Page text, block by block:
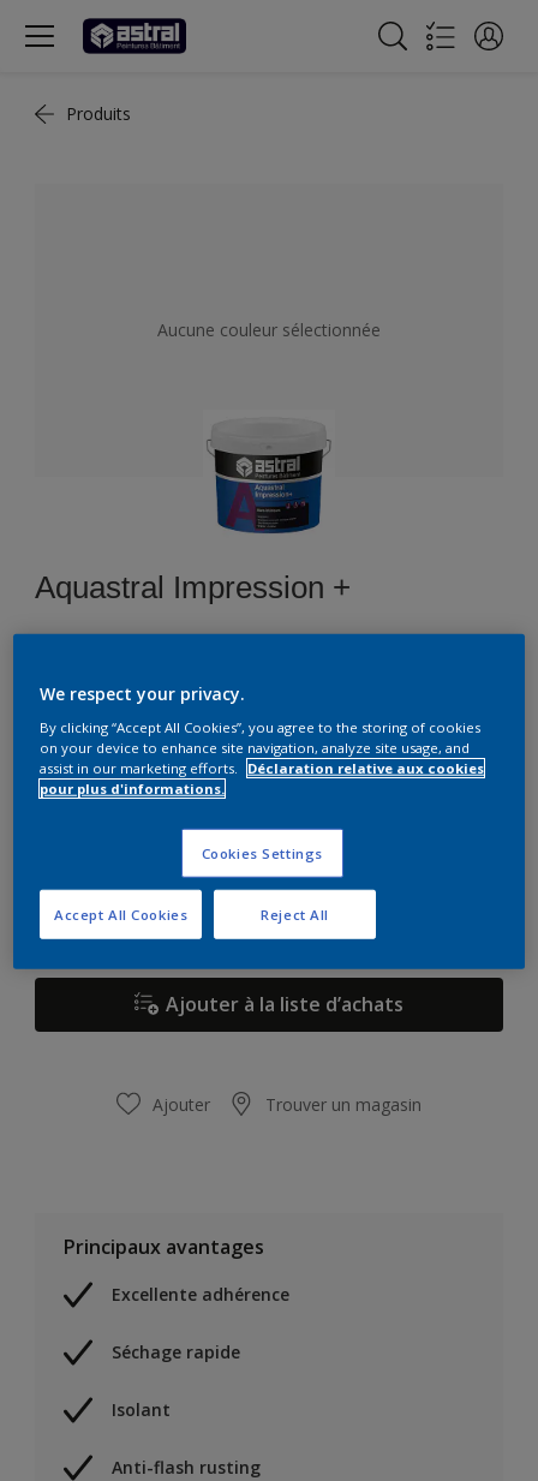
Produits
Aucune couleur sélectionnée
Aquastral Impression +
Format
1 L
Ajouter à la liste d’achats
Ajouter Trouver un magasin
Principaux avantages
Excellente adhérence
Séchage rapide
Isolant
Anti-flash rusting
We respect your privacy.
By clicking “Accept All Cookies”, you agree to the storing of cookies
on your device to enhance site navigation, analyze site usage, and
assist in our marketing efforts.
Déclaration relative aux cookies
pour plus d'informations.
Cookies Settings
Reject All
Accept All Cookies